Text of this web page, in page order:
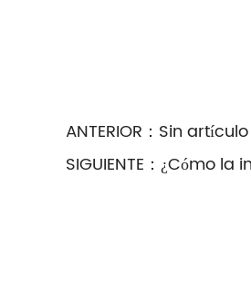
ANTERIOR： Sin
SIGUIENTE： ¿Cómo la